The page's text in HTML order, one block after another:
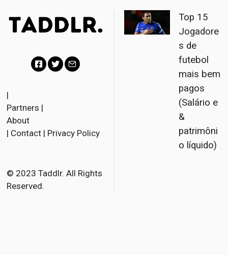
c
o
k
r
l
|
Partners |
About
| Contact | Privacy Policy
© 2023 Taddlr. All Rights
Reserved.
Top 15
Jogadore
s de
futebol
mais bem
pagos
(Salário e
&
patrimôni
o líquido)